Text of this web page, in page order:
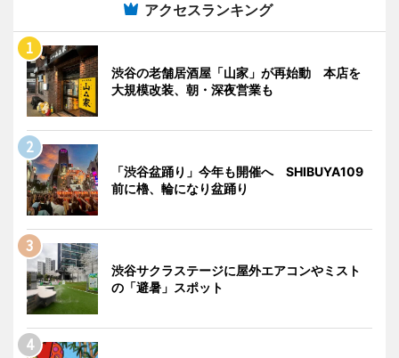
アクセスランキング
渋谷の老舗居酒屋「山家」が再始動 本店を
大規模改装、朝・深夜営業も
「渋谷盆踊り」今年も開催へ SHIBUYA109
前に櫓、輪になり盆踊り
渋谷サクラステージに屋外エアコンやミスト
の「避暑」スポット